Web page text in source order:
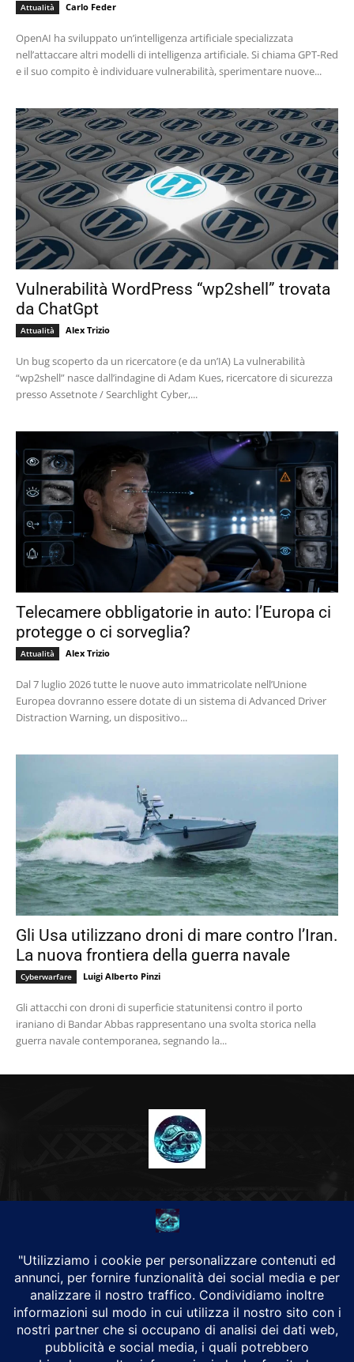
Attualità Carlo Feder
OpenAI ha sviluppato un’intelligenza artificiale specializzata
nell’attaccare altri modelli di intelligenza artificiale. Si chiama GPT-Red
e il suo compito è individuare vulnerabilità, sperimentare nuove...
Vulnerabilità WordPress “wp2shell” trovata
da ChatGpt
Attualità Alex Trizio
Un bug scoperto da un ricercatore (e da un’IA) La vulnerabilità
“wp2shell” nasce dall’indagine di Adam Kues, ricercatore di sicurezza
presso Assetnote / Searchlight Cyber,...
Telecamere obbligatorie in auto: l’Europa ci
protegge o ci sorveglia?
Attualità Alex Trizio
Dal 7 luglio 2026 tutte le nuove auto immatricolate nell’Unione
Europea dovranno essere dotate di un sistema di Advanced Driver
Distraction Warning, un dispositivo...
Gli Usa utilizzano droni di mare contro l’Iran.
La nuova frontiera della guerra navale
Cyberwarfare Luigi Alberto Pinzi
Gli attacchi con droni di superficie statunitensi contro il porto
iraniano di Bandar Abbas rappresentano una svolta storica nella
guerra navale contemporanea, segnando la...
CHI SIAMO
Alground Geopolitica e Cyberwarfare.
Da una idea di Brunilde Trizio
Alground fa parte del Gruppo Trizio